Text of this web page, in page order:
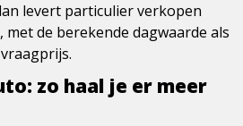
levert particulier verkopen
met de berekende dagwaarde als
zo haal je er meer